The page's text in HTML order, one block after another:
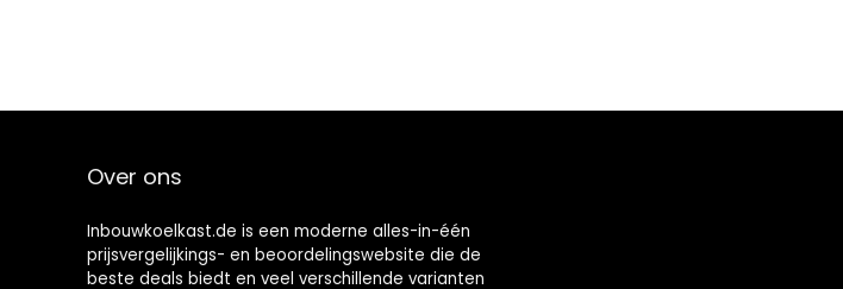
Over ons
Inbouwkoelkast.de is een moderne alles-in-één
prijsvergelijkings- en beoordelingswebsite die de
beste deals biedt en veel verschillende varianten